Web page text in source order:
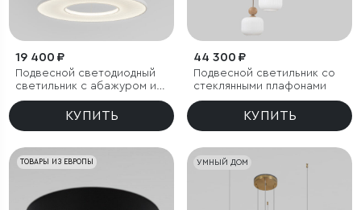
19 400 ₽
Подвесной светодиодный
светильник с абажуром из
ткани
КУПИТЬ
44 300 ₽
Подвесной светильник со
стеклянными плафонами
КУПИТЬ
ТОВАРЫ ИЗ ЕВРОПЫ УМНЫЙ ДОМ